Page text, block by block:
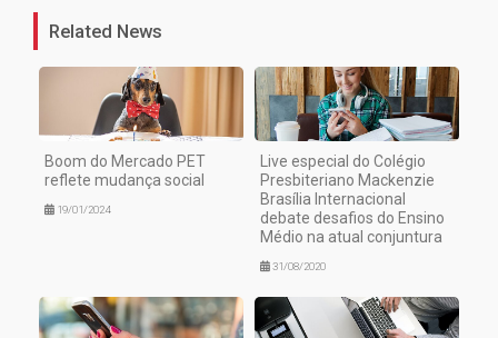
Related News
Boom do Mercado PET
reflete mudança social
19/01/2024
Live especial do Colégio
Presbiteriano Mackenzie
Brasília Internacional
debate desafios do Ensino
Médio na atual conjuntura
31/08/2020